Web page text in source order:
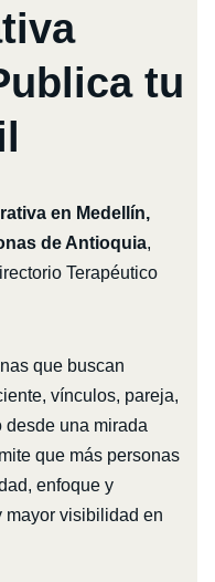
tu
en Medellín,
de Antioquia,
Terapéutico
que buscan
vínculos, pareja,
una mirada
que más personas
enfoque y
mayor visibilidad en